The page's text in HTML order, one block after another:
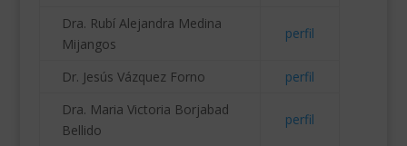
Dra. Rubí Alejandra Medina
Mijangos
perfil
Dr. Jesús Vázquez Forno
perfil
Dra. Maria Victoria Borjabad
Bellido
perfil